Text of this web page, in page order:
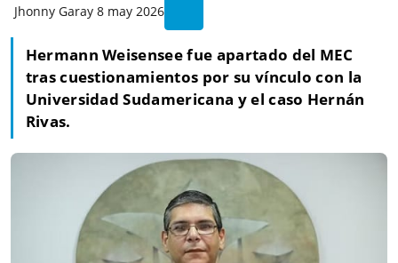
Jhonny Garay 8 may 2026
Hermann Weisensee fue apartado del MEC
tras cuestionamientos por su vínculo con la
Universidad Sudamericana y el caso Hernán
Rivas.